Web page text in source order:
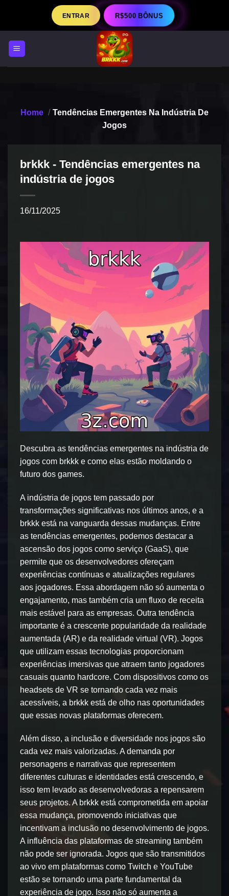
content
ENTRAR R$500 BÔNUS
Home / Tendências Emergentes Na Indústria De
Jogos
brkkk - Tendências emergentes na
indústria de jogos
16/11/2025
Descubra as tendências emergentes na indústria de
jogos com brkkk e como elas estão moldando o
futuro dos games.
A indústria de jogos tem passado por
transformações significativas nos últimos anos, e a
brkkk está na vanguarda dessas mudanças. Entre
as tendências emergentes, podemos destacar a
ascensão dos jogos como serviço (GaaS), que
permite que os desenvolvedores ofereçam
experiências contínuas e atualizações regulares
aos jogadores. Essa abordagem não só aumenta o
engajamento, mas também cria um fluxo de receita
mais estável para as empresas. Outra tendência
importante é a crescente popularidade da realidade
aumentada (AR) e da realidade virtual (VR). Jogos
que utilizam essas tecnologias proporcionam
experiências imersivas que atraem tanto jogadores
casuais quanto hardcore. Com dispositivos como os
headsets de VR se tornando cada vez mais
acessíveis, a brkkk está de olho nas oportunidades
que essas novas plataformas oferecem.
Além disso, a inclusão e diversidade nos jogos são
cada vez mais valorizadas. A demanda por
personagens e narrativas que representem
diferentes culturas e identidades está crescendo, e
isso tem levado as desenvolvedoras a repensarem
seus projetos. A brkkk está comprometida em apoiar
essa mudança, promovendo iniciativas que
incentivam a inclusão no desenvolvimento de jogos.
A influência das plataformas de streaming também
não pode ser ignorada. Jogos que são transmitidos
ao vivo em plataformas como Twitch e YouTube
estão se tornando uma parte fundamental da
experiência de jogo. Isso não só aumenta a